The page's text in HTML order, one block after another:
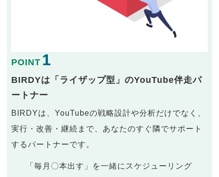
POINT 1
BIRDYは「ライザップ型」のYouTube伴走パ
ートナー
BIRDYは、YouTubeの戦略設計や分析だけでなく、
実行・改善・継続まで、あなたのすぐ隣でサポート
するパートナーです。
「毎月〇本出す」を一緒にスケジューリング